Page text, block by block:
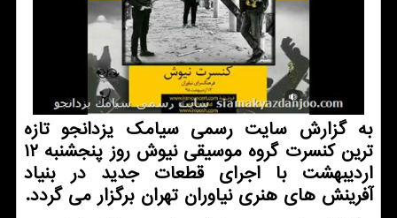
به گزارش سایت رسمی سیامك یزدانجو تازه
ترین كنسرت گروه موسیقی نیوش روز پنجشنبه ۱۲
اردیبهشت با اجرای قطعات جدید در بنیاد
آفرینش های هنری نیاوران تهران برگزار می گردد.